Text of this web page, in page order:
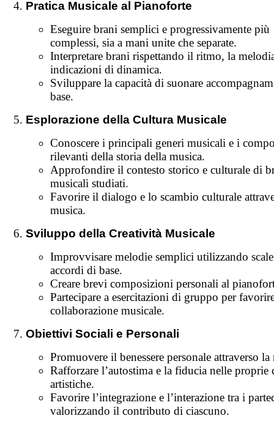
Pratica Musicale al Pianoforte
Eseguire brani semplici e progressivamente più
complessi, sia a mani unite che separate.
Interpretare brani rispettando il ritmo, la
indicazioni di dinamica.
Sviluppare la capacità di suonare
base.
Esplorazione della Cultura Musicale
Conoscere i principali generi musicali e i
rilevanti della storia della musica.
Approfondire il contesto storico e culturale di
musicali studiati.
Favorire il dialogo e lo scambio culturale
musica.
Sviluppo della Creatività Musicale
Improvvisare melodie semplici utilizzando
accordi di base.
Creare brevi composizioni personali al
Partecipare a esercitazioni di gruppo per
collaborazione musicale.
Obiettivi Sociali e Personali
Promuovere il benessere personale attraverso la
Rafforzare l’autostima e la fiducia nelle proprie
artistiche.
Favorire l’integrazione e l’interazione tra i
valorizzando il contributo di ciascuno.